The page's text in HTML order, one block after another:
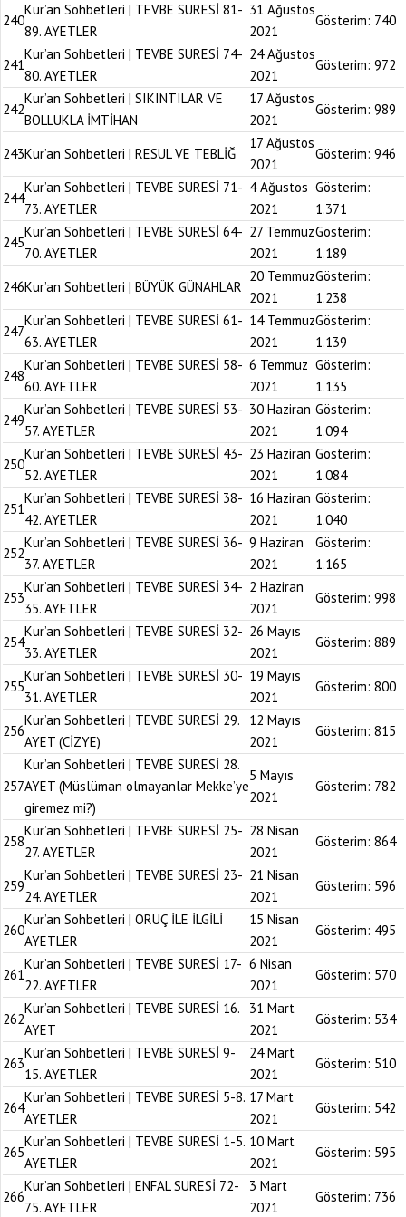
240
Kur’an Sohbetleri | TEVBE SURESİ 81-
89. AYETLER
31 Ağustos
2021
Gösterim: 740
241
Kur’an Sohbetleri | TEVBE SURESİ 74-
80. AYETLER
24 Ağustos
2021
Gösterim: 972
242
Kur’an Sohbetleri | SIKINTILAR VE
BOLLUKLA İMTİHAN
17 Ağustos
2021
Gösterim: 989
243Kur’an Sohbetleri | RESUL VE TEBLİĞ
17 Ağustos
2021
Gösterim: 946
244
Kur’an Sohbetleri | TEVBE SURESİ 71-
73. AYETLER
4 Ağustos
2021
Gösterim:
1.371
245
Kur’an Sohbetleri | TEVBE SURESİ 64-
70. AYETLER
27 Temmuz
2021
Gösterim:
1.189
246Kur’an Sohbetleri | BÜYÜK GÜNAHLAR
20 Temmuz
2021
Gösterim:
1.238
247
Kur’an Sohbetleri | TEVBE SURESİ 61-
63. AYETLER
14 Temmuz
2021
Gösterim:
1.139
248
Kur’an Sohbetleri | TEVBE SURESİ 58-
60. AYETLER
6 Temmuz
2021
Gösterim:
1.135
249
Kur’an Sohbetleri | TEVBE SURESİ 53-
57. AYETLER
30 Haziran
2021
Gösterim:
1.094
250
Kur’an Sohbetleri | TEVBE SURESİ 43-
52. AYETLER
23 Haziran
2021
Gösterim:
1.084
251
Kur’an Sohbetleri | TEVBE SURESİ 38-
42. AYETLER
16 Haziran
2021
Gösterim:
1.040
252
Kur’an Sohbetleri | TEVBE SURESİ 36-
37. AYETLER
9 Haziran
2021
Gösterim:
1.165
253
Kur’an Sohbetleri | TEVBE SURESİ 34-
35. AYETLER
2 Haziran
2021
Gösterim: 998
254
Kur’an Sohbetleri | TEVBE SURESİ 32-
33. AYETLER
26 Mayıs
2021
Gösterim: 889
255
Kur’an Sohbetleri | TEVBE SURESİ 30-
31. AYETLER
19 Mayıs
2021
Gösterim: 800
256
Kur’an Sohbetleri | TEVBE SURESİ 29.
AYET (CİZYE)
12 Mayıs
2021
Gösterim: 815
257
Kur’an Sohbetleri | TEVBE SURESİ 28.
AYET (Müslüman olmayanlar Mekke’ye
giremez mi?)
5 Mayıs
2021
Gösterim: 782
258
Kur’an Sohbetleri | TEVBE SURESİ 25-
27. AYETLER
28 Nisan
2021
Gösterim: 864
259
Kur’an Sohbetleri | TEVBE SURESİ 23-
24. AYETLER
21 Nisan
2021
Gösterim: 596
260
Kur’an Sohbetleri | ORUÇ İLE İLGİLİ
AYETLER
15 Nisan
2021
Gösterim: 495
261
Kur’an Sohbetleri | TEVBE SURESİ 17-
22. AYETLER
6 Nisan
2021
Gösterim: 570
262
Kur’an Sohbetleri | TEVBE SURESİ 16.
AYET
31 Mart
2021
Gösterim: 534
263
Kur’an Sohbetleri | TEVBE SURESİ 9-
15. AYETLER
24 Mart
2021
Gösterim: 510
264
Kur’an Sohbetleri | TEVBE SURESİ 5-8.
AYETLER
17 Mart
2021
Gösterim: 542
265
Kur’an Sohbetleri | TEVBE SURESİ 1-5.
AYETLER
10 Mart
2021
Gösterim: 595
266
Kur’an Sohbetleri | ENFAL SURESİ 72-
75. AYETLER
3 Mart
2021
Gösterim: 736